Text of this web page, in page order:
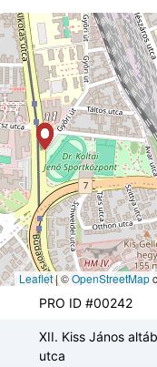
Leaflet|©OpenStreetMap
PRO ID #00242
XII. Kiss János
utca